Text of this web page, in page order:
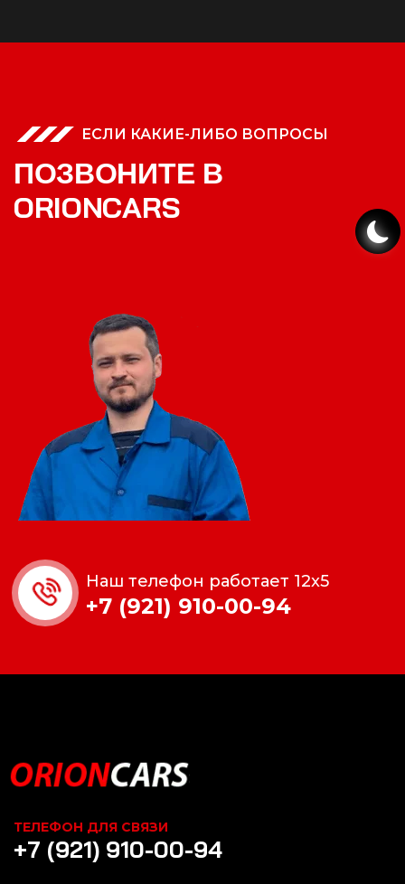
ЕСЛИ КАКИЕ-ЛИБО ВОПРОСЫ
ПОЗВОНИТЕ В
ORIONCARS
Наш телефон работает 12x5
+7 (921) 910-00-94
ТЕЛЕФОН ДЛЯ СВЯЗИ
+7 (921) 910-00-94